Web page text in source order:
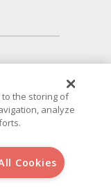
c/ San Norberto
to the storing of
analyze
Cookies